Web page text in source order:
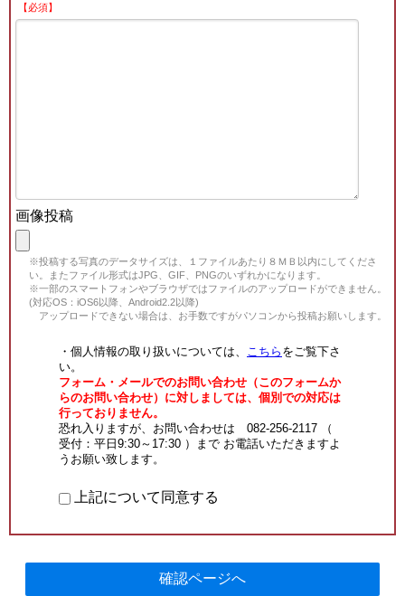
【必須】
画像投稿
※投稿する写真のデータサイズは、１ファイルあたり８ＭＢ以内にしてくださ
い。またファイル形式はJPG、GIF、PNGのいずれかになります。
※一部のスマートフォンやブラウザではファイルのアップロードができません。
(対応OS：iOS6以降、Android2.2以降)
アップロードできない場合は、お手数ですがパソコンから投稿お願いします。
・個人情報の取り扱いについては、 こちら をご覧下さ
い。
フォーム・メールでのお問い合わせ（このフォームか
らのお問い合わせ）に対しましては、個別での対応は
行っておりません。
恐れ入りますが、お問い合わせは 082-256-2117 （
受付：平日9:30～17:30 ）まで お電話いただきますよ
うお願い致します。
上記について同意する
確認ページへ